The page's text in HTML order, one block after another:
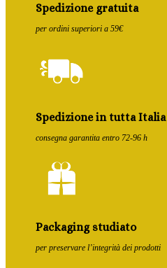
Spedizione gratuita
per ordini superiori a 59€
Spedizione in tutta Italia
consegna garantita entro 72-96 h
Packaging studiato
per preservare l’integrità dei prodotti